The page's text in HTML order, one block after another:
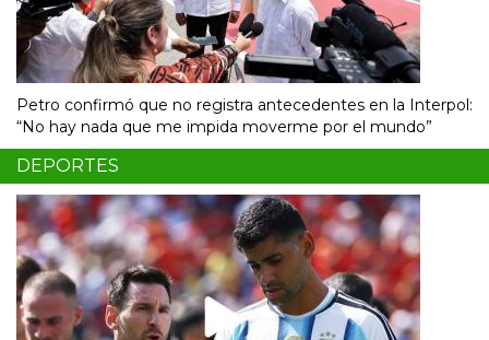
Petro confirmó que no registra antecedentes en la Interpol:
“No hay nada que me impida moverme por el mundo”
DEPORTES